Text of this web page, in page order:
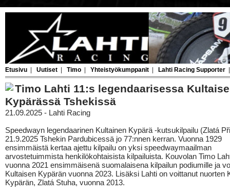
Etusivu Uutiset Timo Yhteistyökumppanit Lahti Racing Supporter
Timo Lahti 11:s legendaarisessa
Kypärässä Tshekissä
21.09.2025 - Lahti Racing
Speedwayn legendaarinen Kultainen Kypärä -kutsukilpailu (Zlatá
21.9.2025 Tshekin Pardubicessä jo 77:nnen kerran. Vuonna 1929
ensimmäistä kertaa ajettu kilpailu on yksi speedwaymaailman
arvostetuimmista henkilökohtaisista kilpailuista. Kouvolan Timo
vuonna 2021 ensimmäisenä suomalaisena kilpailun podiumille ja
Kultaisen Kypärän vuonna 2023. Lisäksi Lahti on voittanut nuorten
Kypärän, Zlatá Stuha, vuonna 2013.